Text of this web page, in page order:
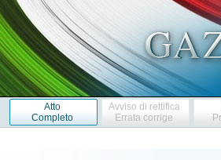
Atto
Completo
Avviso di rettifica
Errata corrige